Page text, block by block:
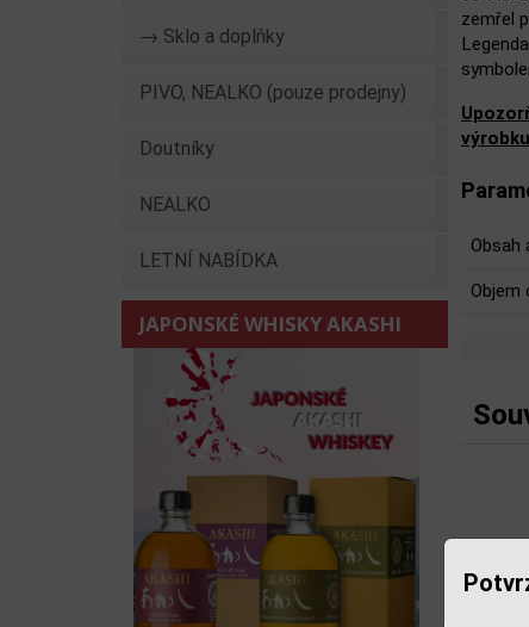
→ Sklo a doplňky
PIVO, NEALKO (pouze prodejny)
Doutníky
NEALKO
LETNÍ NABÍDKA
JAPONSKÉ WHISKY AKASHI
zemřel
Obsah
Objem